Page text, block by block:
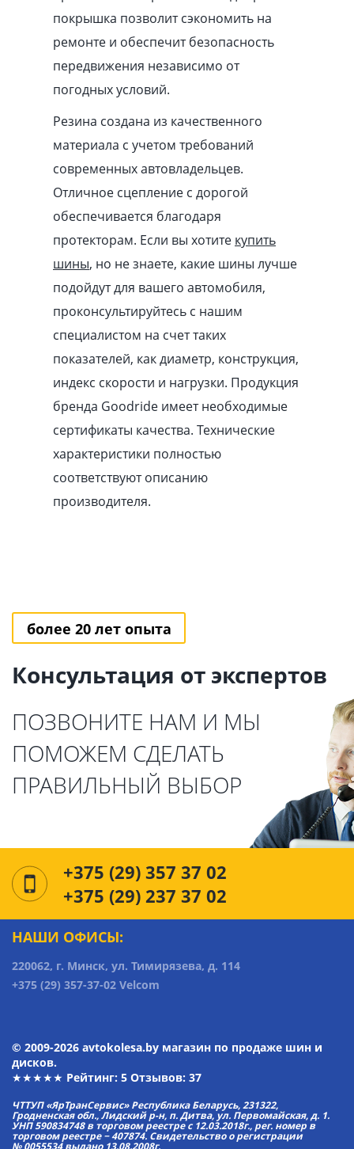
покрышка позволит сэкономить на
ремонте и обеспечит безопасность
передвижения независимо от
погодных условий.
Резина создана из качественного
материала с учетом требований
современных автовладельцев.
Отличное сцепление с дорогой
обеспечивается благодаря
протекторам. Если вы хотите купить
шины, но не знаете, какие шины лучше
подойдут для вашего автомобиля,
проконсультируйтесь с нашим
специалистом на счет таких
показателей, как диаметр, конструкция,
индекс скорости и нагрузки. Продукция
бренда Goodride имеет необходимые
сертификаты качества. Технические
характеристики полностью
соответствуют описанию
производителя.
более 20 лет опыта
Консультация от экспертов
ПОЗВОНИТЕ НАМ И МЫ
ПОМОЖЕМ СДЕЛАТЬ
ПРАВИЛЬНЫЙ ВЫБОР
+375 (29) 357 37 02
+375 (29) 237 37 02
НАШИ ОФИСЫ:
220062, г. Минск, ул. Тимирязева, д. 114
+375 (29) 357-37-02 Velcom
© 2009-2026 avtokolesa.by магазин по продаже шин и
дисков.
★★★★★ Рейтинг: 5 Отзывов: 37
ЧТТУП «ЯрТранСервис» Республика Беларусь, 231322,
Гродненская обл., Лидский р-н, п. Дитва, ул. Первомайская, д. 1.
УНП 590834748 в торговом реестре с 12.03.2018г., рег. номер в
торговом реестре − 407874. Свидетельство о регистрации
№ 0055534 выдано 13.08.2008г.